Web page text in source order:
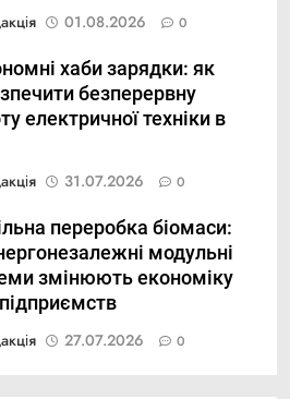
01.08.2026 0
хаби зарядки: як
безперервну
електричної техніки в
31.07.2026 0
переробка біомаси:
модульні
змінюють економіку
27.07.2026 0